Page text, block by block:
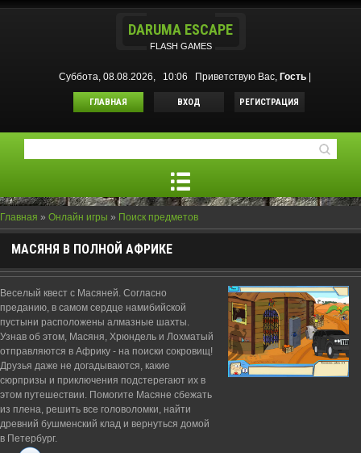
DARUMA ESCAPE
FLASH GAMES
Суббота, 08.08.2026, 10:06 Приветствую Вас, Гость|
ГЛАВНАЯ ВХОД РЕГИСТРАЦИЯ
Главная » Онлайн игры » Поиск предметов
МАСЯНЯ В ПОЛНОЙ АФРИКЕ
Веселый квест с Масяней. Согласно
преданию, в самом сердце намибийской
пустыни расположены алмазные шахты.
Узнав об этом, Масяня, Хрюндель и Лохматый
отправляются в Африку - на поиски сокровищ!
Друзья даже не догадываются, какие
сюрпризы и приключения подстерегают их в
этом путешествии. Помогите Масяне сбежать
из плена, решить все головоломки, найти
древний бушменский клад и вернуться домой
в Петербург.